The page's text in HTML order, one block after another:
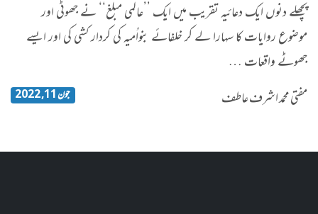
پچھلے دنوں ایک دعائیہ تقریب میں ایک ’’عالمی مبلغ‘‘ نے جھوٹی اور
موضوع روایات کا سہارا لے کر خلفائے بنواُمیہ کی کردار کشی کی اور ایسے
جھوٹے واقعات …
مفتی محمد اشرف عاطف
جون 11, 2022